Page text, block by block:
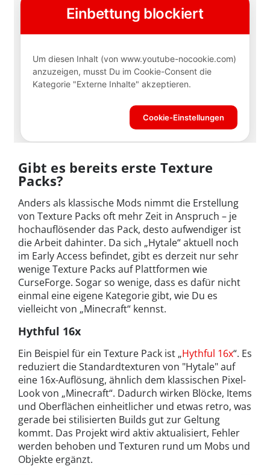
Gibt es bereits erste Texture
Packs?
Anders als klassische Mods nimmt die Erstellung
von Texture Packs oft mehr Zeit in Anspruch – je
hochauflösender das Pack, desto aufwendiger ist
die Arbeit dahinter. Da sich „Hytale“ aktuell noch
im Early Access befindet, gibt es derzeit nur sehr
wenige Texture Packs auf Plattformen wie
CurseForge. Sogar so wenige, dass es dafür nicht
einmal eine eigene Kategorie gibt, wie Du es
vielleicht von „Minecraft“ kennst.
Hythful 16x
Ein Beispiel für ein Texture Pack ist „Hythful 16x“. Es
reduziert die Standardtexturen von "Hytale" auf
eine 16x-Auflösung, ähnlich dem klassischen Pixel-
Look von „Minecraft“. Dadurch wirken Blöcke, Items
und Oberflächen einheitlicher und etwas retro, was
gerade bei stilisierten Builds gut zur Geltung
kommt. Das Projekt wird aktiv aktualisiert, Fehler
werden behoben und Texturen rund um Mobs und
Objekte ergänzt.